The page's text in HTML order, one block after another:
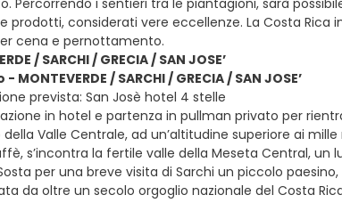
prodotti, considerati vere eccellenze. La Costa
cena e pernottamento.
/ SARCHI / GRECIA / SAN JOSE’
MONTEVERDE / SARCHI / GRECIA / SAN JOSE’
prevista: San Josè hotel 4 stelle
in hotel e partenza in pullman privato per
Valle Centrale, ad un’altitudine superiore ai
s’incontra la fertile valle della Meseta Central,
per una breve visita di Sarchi un piccolo
da oltre un secolo orgoglio nazionale del Costa